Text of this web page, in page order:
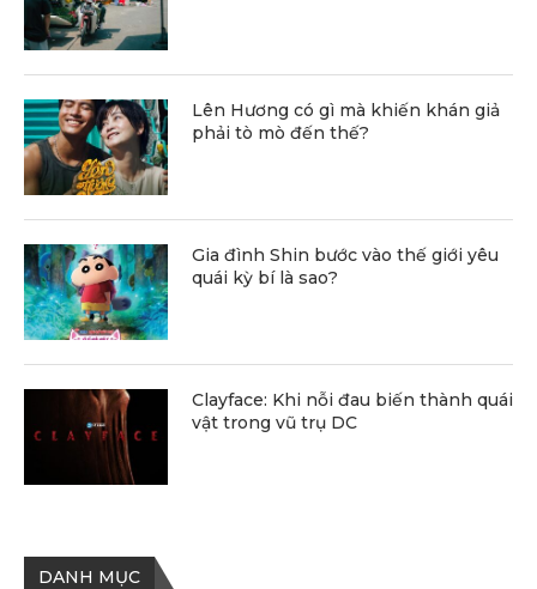
Lên Hương có gì mà khiến khán giả
phải tò mò đến thế?
Gia đình Shin bước vào thế giới yêu
quái kỳ bí là sao?
Clayface: Khi nỗi đau biến thành quái
vật trong vũ trụ DC
DANH MỤC